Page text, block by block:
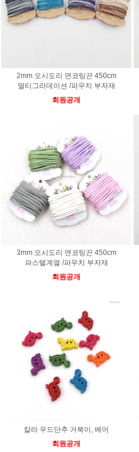
2mm 오시도리 면코팅끈 450cm
멀티그라데이션 /파우치 부자재
회원공개
3mm 오시도리 면코팅끈 450cm
파스텔계열 /파우치 부자재
회원공개
칼라 우드단추 거북이, 베어
회원공개